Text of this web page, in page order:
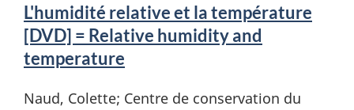
L'humidité relative et la température
[DVD] = Relative humidity and
temperature
Naud, Colette; Centre de conservation du